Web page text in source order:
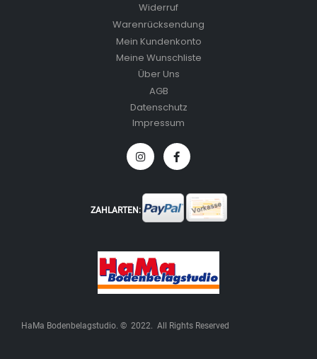
Widerruf
Warenrücksendung
Mein Kundenkonto
Meine Wunschliste
Über Uns
AGB
Datenschutz
Impressum
ZAHLARTEN:
HaMa Bodenbelagstudio. © 2022. All Rights Reserved